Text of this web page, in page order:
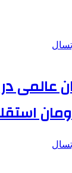
عالمی